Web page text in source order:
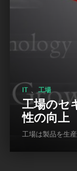
IT 、 工場
工場のセ
性の向上
工場は製品を生